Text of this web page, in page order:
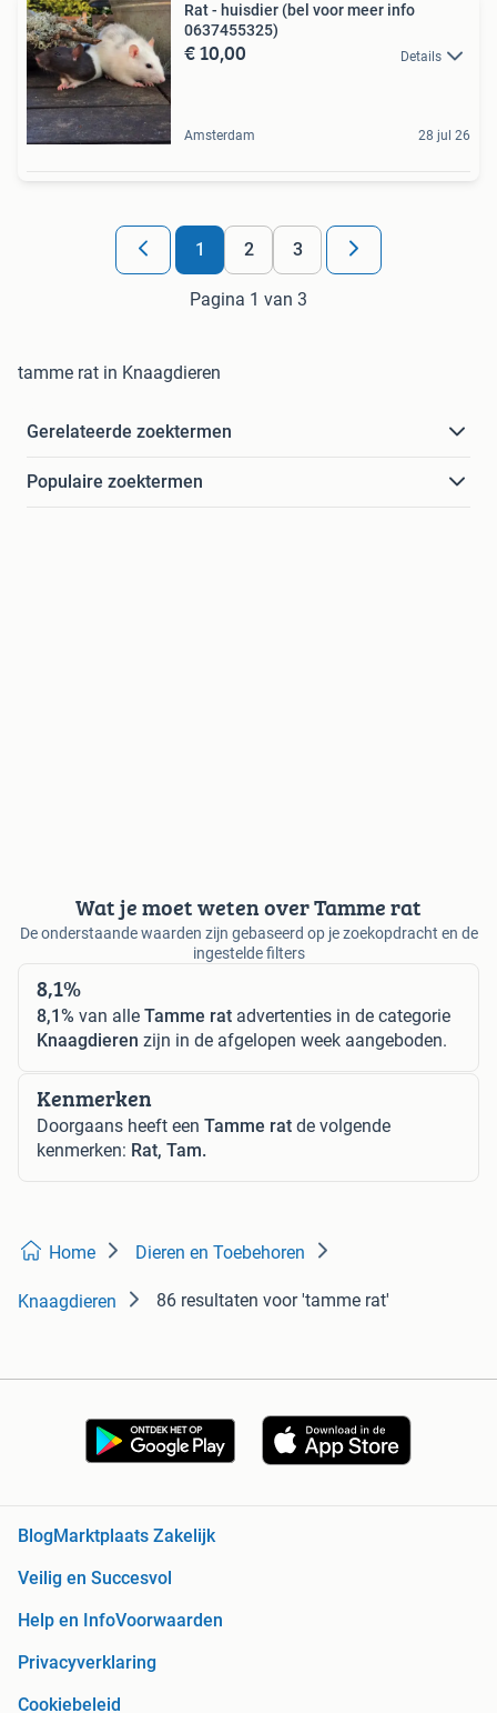
Rat - huisdier (bel voor meer info
0637455325)
€ 10,00 Details
Amsterdam 28 jul 26
1 2 3
Pagina 1 van 3
tamme rat in Knaagdieren
Gerelateerde zoektermen
Populaire zoektermen
Wat je moet weten over Tamme rat
De onderstaande waarden zijn gebaseerd op je zoekopdracht en de
ingestelde filters
8,1%
8,1% van alle Tamme rat advertenties in de categorie
Knaagdieren zijn in de afgelopen week aangeboden.
Kenmerken
Doorgaans heeft een Tamme rat de volgende
kenmerken: Rat, Tam.
Home Dieren en Toebehoren
Knaagdieren 86 resultaten voor 'tamme rat'
Blog Marktplaats Zakelijk
Veilig en Succesvol
Help en InfoVoorwaarden
Privacyverklaring
Cookiebeleid